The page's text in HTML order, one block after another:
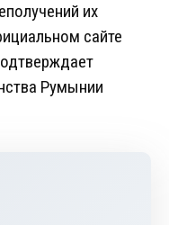
их
сайте
Румынии